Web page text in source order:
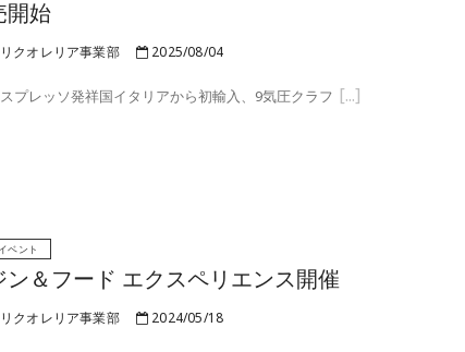
開始
クオレリア事業部 2025/08/04
プレッソ発祥国イタリアから初輸入、9気圧クラフ
ベント
ン＆フード エクスペリエンス開催
クオレリア事業部 2024/05/18